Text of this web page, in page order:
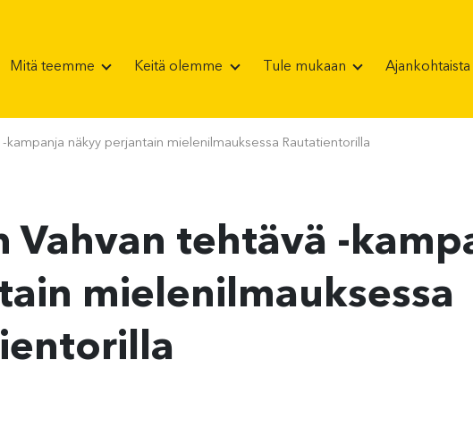
Mitä teemme Keitä olemme Tule mukaan Ajankohtaista
-kampanja näkyy perjantain mielenilmauksessa Rautatientorilla
Vahvan tehtävä -
mielenilmauksessa